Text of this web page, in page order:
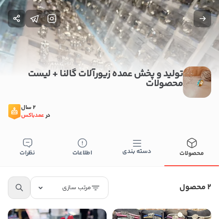
تولید و پخش عمده زیورآلات گالنا + لیست
محصولات
2 سال
درعمدباکس
محصولات دسته بندی اطلاعات نظرات
2 محصول مرتب سازی
بستن
تولید و پخش عمده زیورآلات گالنا